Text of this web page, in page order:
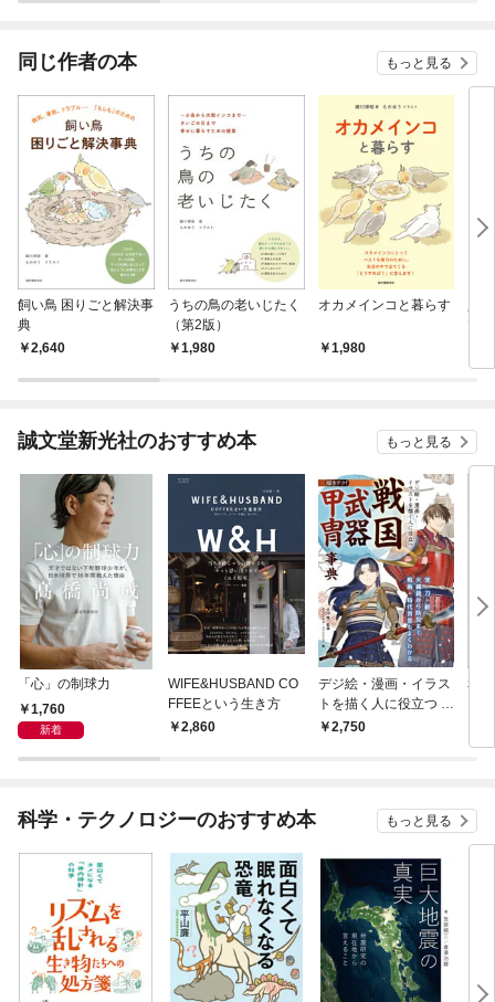
同じ作者の本 もっと見る
飼い鳥 困りごと解決事
典
2,640
うちの鳥の老いじたく
（第2版）
1,980
オカメインコと暮らす
1,980
で
誠文堂新光社のおすすめ本 もっと見る
「心」の制球力
1,760
新着
WIFE&HUSBAND CO
FFEEという生き方
2,860
デジ絵・漫画・イラス
トを描く人に役立つ 戦
国武器甲冑事典
2,750
私
科学・テクノロジーのおすすめ本 もっと見る